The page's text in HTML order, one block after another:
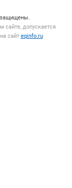
защищены.
сайте, допускается
сайт eqinfo.ru